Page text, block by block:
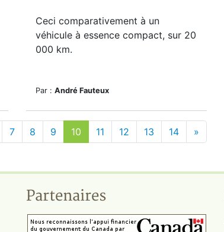
Ceci comparativement à un
véhicule à essence compact, sur 20
000 km.
Par : André Fauteux
7 8 9 10 11 12 13 14 »
Partenaires